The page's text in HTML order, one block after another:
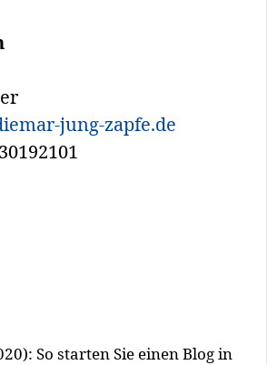
jung-zapfe.de
So starten Sie einen Blog in